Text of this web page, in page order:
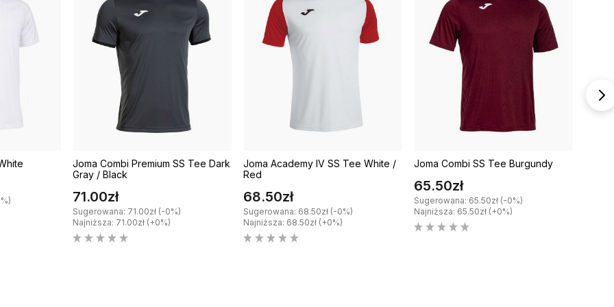
Joma Combi Premium SS Tee Dark
Gray / Black
71.00zł
Sugerowana: 71.00zł (-0%)
Najniższa: 71.00zł (+0%)
Joma Academy IV SS Tee White /
Red
68.50zł
Sugerowana: 68.50zł (-0%)
Najniższa: 68.50zł (+0%)
Joma Combi SS Tee Burgundy
65.50zł
Sugerowana: 65.50zł (-0%)
Najniższa: 65.50zł (+0%)